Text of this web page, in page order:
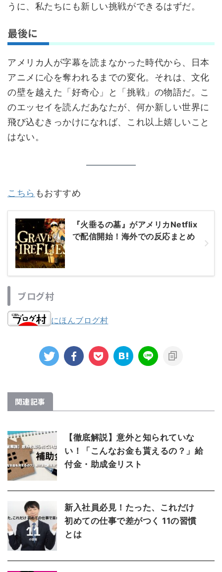
うに、私たちにも新しい挑戦ができるはずだ。
最後に
アメリカ人が字幕を読まなかった時代から、日本
アニメに心を奪われるまでの変化。それは、文化
の壁を越えた「好奇心」と「挑戦」の物語だ。こ
のエッセイを読んだあなたが、何か新しい世界に
飛び込むきっかけになれば、これ以上嬉しいこと
はない。
こちら もおすすめ
『火垂るの墓』がアメリカNetflix
で配信開始！海外での反応まとめ
ブログ村
にほんブログ村
関連記事
【徹底解説】意外と知られていな
い！「こんなお金も貰えるの？」給
付金・助成金リスト
新入社員必見！たった、これだけ
初めての仕事で差がつく 11の習慣
とは